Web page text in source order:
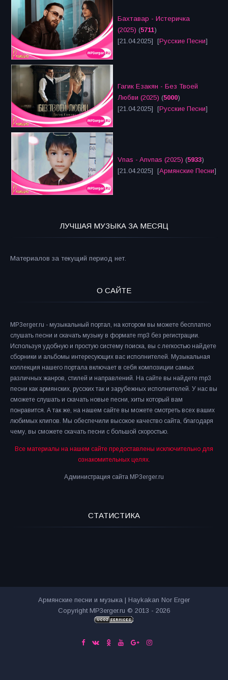
Бахтавар - Истеричка
(2025) (5711)
[21.04.2025] [Русские Песни]
Гагик Езакян - Без Твоей
Любви (2025) (5000)
[21.04.2025] [Русские Песни]
Vnas - Anvnas (2025) (5933)
[21.04.2025] [Армянские Песни]
ЛУЧШАЯ МУЗЫКА ЗА МЕСЯЦ
Материалов за текущий период нет.
О САЙТЕ
MP3erger.ru - музыкальный портал, на котором вы можете бесплатно
слушать песни и скачать музыку в формате mp3 без регистрации.
Используя удобную и простую систему поиска, вы с легкостью найдете
сборники и альбомы интересующих вас исполнителей. Музыкальная
коллекция нашего портала включает в себя композиции самых
различных жанров, стилей и направлений. На сайте вы найдете mp3
песни как армянских, русских так и зарубежных исполнителей. У нас вы
сможете слушать и скачать новые песни, хиты который вам
понравится. А так же, на нашем сайте вы можете смотреть всех ваших
любимых клипов. Мы обеспечили высокое качество сайта, благодаря
чему, вы сможете скачать песни с большой скоростью.
Все материалы на нашем сайте предоставлены исключительно для
ознакомительных целях.
Администрация сайта MP3erger.ru
СТАТИСТИКА
Армянские песни и музыка | Haykakan Nor Erger
Copyright MP3erger.ru © 2013 - 2026